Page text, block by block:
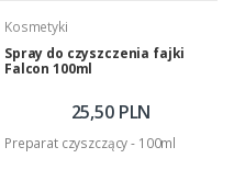
Kosmetyki
Spray do czyszczenia fajki
Falcon 100ml
25,50 PLN
Preparat czyszczący - 100ml